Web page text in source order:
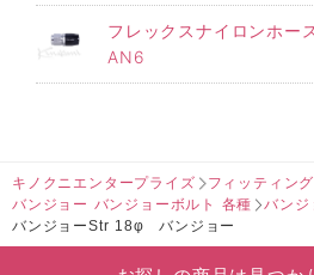
フレックスナイロンホー
AN6
キノクニエンタープライズ
フィッティン
バンジョー バンジョーボルト 各種
バンジ
バンジョーStr 18φ バンジョー